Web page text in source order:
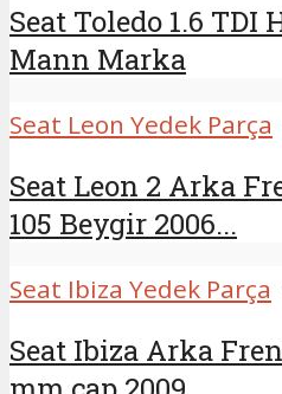
Seat Toledo 1.6 TDI
Mann Marka
Seat Leon Yedek Parça
Seat Leon 2 Arka
105 Beygir 2006...
Seat Ibiza Yedek Parça
Seat Ibiza Arka